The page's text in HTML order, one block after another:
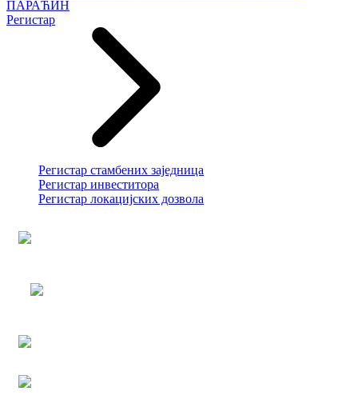
ПАРАЋИН
Регистар
Регистар стамбених заједница
Регистар инвеститора
Регистар локацијских дозвола